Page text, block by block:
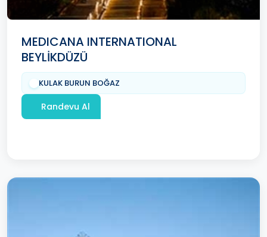
MEDICANA INTERNATIONAL
BEYLİKDÜZÜ
KULAK BURUN BOĞAZ
Randevu Al